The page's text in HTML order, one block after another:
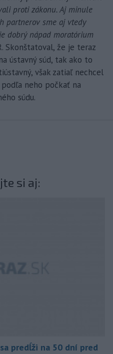
proti zákonu. Aj minule
partnerov sme aj vtedy
dobrý nápad moratórium
Skonštatoval, že je teraz
ústavný súd, tak ako to
však zatiaľ nechcel
neho počkať na
súdu.
si aj:
predĺži na 50 dní pred